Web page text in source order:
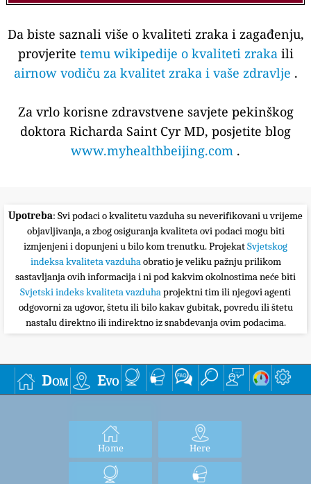
Da biste saznali više o kvaliteti zraka i zagađenju,
provjerite temu wikipedije o kvaliteti zrakaili
airnow vodiču za kvalitet zraka i vaše zdravlje .
Za vrlo korisne zdravstvene savjete pekinškog
doktora Richarda Saint Cyr MD, posjetite blog
www.myhealthbeijing.com .
Upotreba: Svi podaci o kvalitetu vazduha su neverifikovani u vrijeme
objavljivanja, a zbog osiguranja kvaliteta ovi podaci mogu biti
izmjenjeni i dopunjeni u bilo kom trenutku. ProjekatSvjetskog
indeksa kvaliteta vazduhaobratio je veliku pažnju prilikom
sastavljanja ovih informacija i ni pod kakvim okolnostima neće biti
Svjetski indeks kvaliteta vazduhaprojektni tim ili njegovi agenti
odgovorni za ugovor, štetu ili bilo kakav gubitak, povredu ili štetu
nastalu direktno ili indirektno iz snabdevanja ovim podacima.
Dom Evo
Home Here